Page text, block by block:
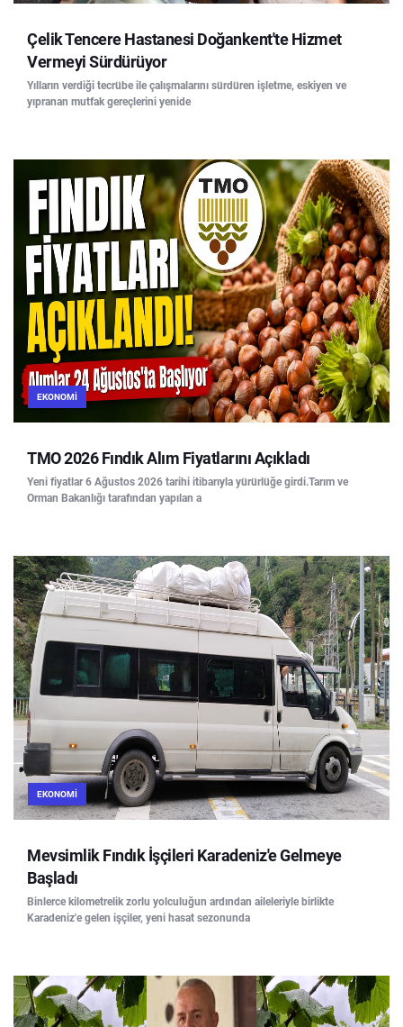
Çelik Tencere Hastanesi Doğankent'te Hizmet
Vermeyi Sürdürüyor
Yılların verdiği tecrübe ile çalışmalarını sürdüren işletme, eskiyen ve
yıpranan mutfak gereçlerini yenide
EKONOMI
TMO 2026 Fındık Alım Fiyatlarını Açıkladı
Yeni fiyatlar 6 Ağustos 2026 tarihi itibarıyla yürürlüğe girdi.Tarım ve
Orman Bakanlığı tarafından yapılan a
EKONOMI
Mevsimlik Fındık İşçileri Karadeniz'e Gelmeye
Başladı
Binlerce kilometrelik zorlu yolculuğun ardından aileleriyle birlikte
Karadeniz'e gelen işçiler, yeni hasat sezonunda